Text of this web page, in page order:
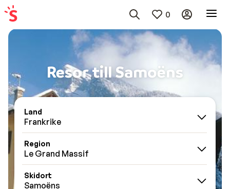
0
Resor till Samoëns
Land
Frankrike
Region
Le Grand Massif
Skidort
Samoëns